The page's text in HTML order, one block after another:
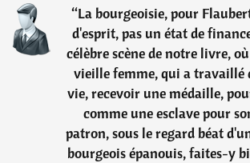
“La bourgeoisie, pour
d'esprit, pas un état de
célèbre scène de notre livre,
vieille femme, qui a travaillé
vie, recevoir une médaille,
comme une esclave pour
patron, sous le regard béat
bourgeois épanouis, faites-y